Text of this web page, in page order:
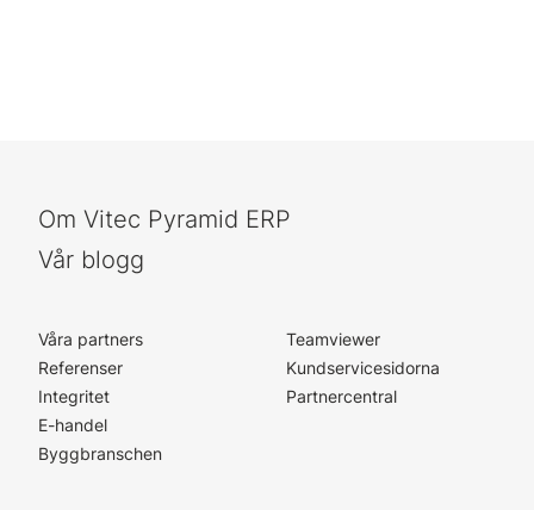
Om Vitec Pyramid ERP
Vår blogg
Våra partners
Referenser
Integritet
E-handel
Byggbranschen
Teamviewer
Kundservicesidorna
Partnercentral